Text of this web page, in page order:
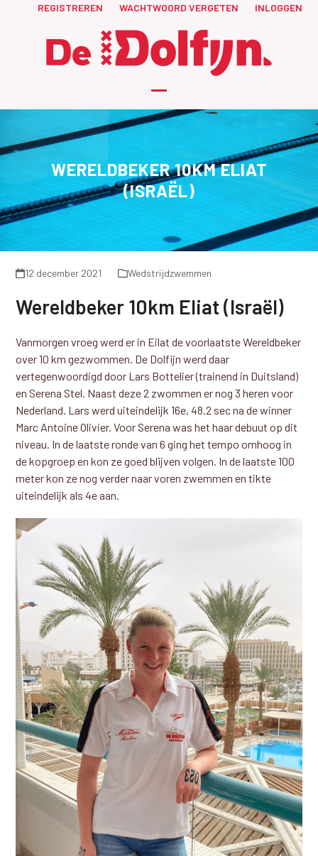
REGISTREREN WACHTWOORD VERGETEN INLOGGEN
Open
Close
WERELDBEKER 10KM ELIAT
(ISRAËL)
12 december 2021 Wedstrijdzwemmen
Wereldbeker 10km Eliat (Israël)
Vanmorgen vroeg werd er in Eilat de voorlaatste Wereldbeker
over 10 km gezwommen. De Dolfijn werd daar
vertegenwoordigd door Lars Bottelier (trainend in Duitsland)
en Serena Stel. Naast deze 2 zwommen er nog 3 heren voor
Nederland. Lars werd uiteindelijk 16e, 48.2 sec na de winner
Marc Antoine Olivier. Voor Serena was het haar debuut op dit
niveau. In de laatste ronde van 6 ging het tempo omhoog in
de kopgroep en kon ze goed blijven volgen. In de laatste 100
meter kon ze nog verder naar voren zwemmen en tikte
uiteindelijk als 4e aan.